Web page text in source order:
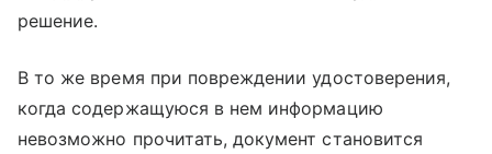
решение.
В то же время при повреждении удостоверения,
когда содержащуюся в нем информацию
невозможно прочитать, документ становится